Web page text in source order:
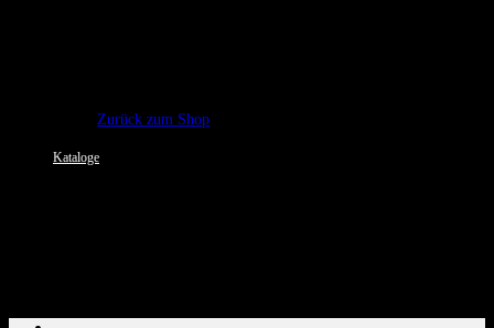
Zurück zum Shop
Kataloge